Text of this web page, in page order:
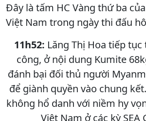
Đây là tấm HC Vàng thứ ba
Việt Nam trong ngày thi đấu
11h52: Lăng Thị Hoa tiếp
công, ở nội dung Kumite
đánh bại đối thủ người
để giành quyền vào chung
không hổ danh với niềm hy
Việt Nam ở các kỳ SEA